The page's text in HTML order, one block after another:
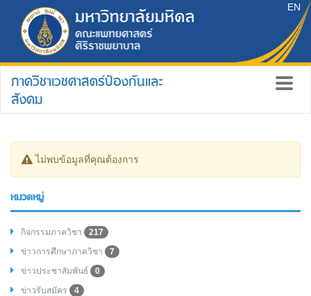
EN
ภาควิชาเวชศาสตร์ป้องกันและ
สังคม
ไม่พบข้อมูลที่คุณต้องการ
หมวดหมู่
กิจกรรมภาควิชา
217
ข่าวการศึกษาภาควิชา
7
ข่าวประชาสัมพันธ์
0
ข่าวรับสมัคร
4